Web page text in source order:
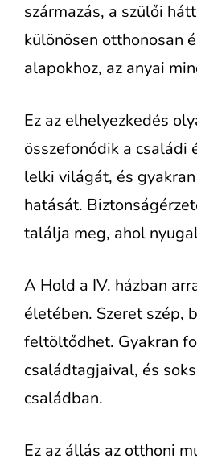
származás, a szülői
különösen otthonosan
alapokhoz, az anyai
Ez az elhelyezkedés
összefonódik a családi
lelki világát, és
hatását.
találja meg, ahol
A Hold a IV. házban
életében. Szeret szép,
feltöltődhet. Gyakran
családtagjaival, és
családban.
Ez az állás az otthoni